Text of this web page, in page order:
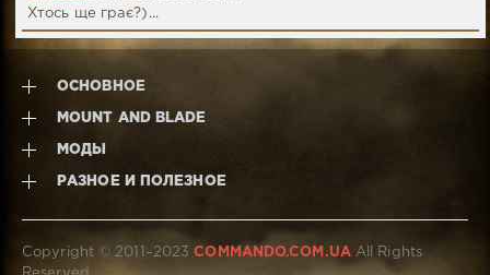
Хтось ще грає?)...
ОСНОВНОЕ
MOUNT AND BLADE
МОДЫ
РАЗНОЕ И ПОЛЕЗНОЕ
Copyright © 2011–2023COMMANDO.COM.UAAll Rights